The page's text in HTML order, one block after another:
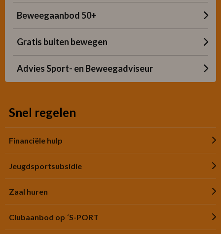
Beweegaanbod 50+
Gratis buiten bewegen
Advies Sport- en Beweegadviseur
Snel regelen
Financiële hulp
Jeugdsportsubsidie
Zaal huren
Clubaanbod op ´S-PORT